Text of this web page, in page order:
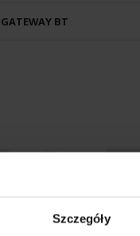
Szczegóły
BT
Sprawdź, gdzie kupisz